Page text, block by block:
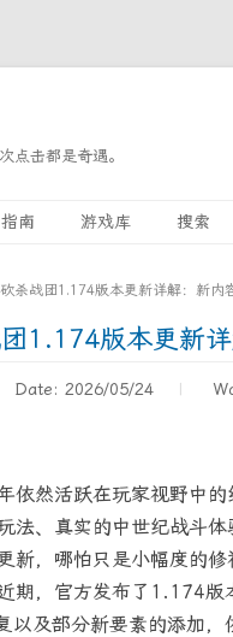
点击都是奇遇。
指南 游戏库 搜索
杀战团1.174版本更新详解：新内
1.174版本更新
Date: 2026/05/24
依然活跃在玩家视野中
法、真实的中世纪战斗
新，哪怕只是小幅度的
期，官方发布了1.174
以及部分新要素的添加